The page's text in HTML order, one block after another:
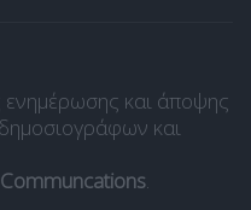
ενημέρωσης και άποψης
και
.